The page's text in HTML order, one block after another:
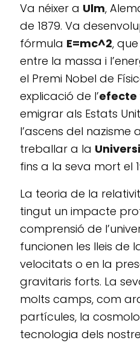
Va néixer a Ulm,
de 1879. Va
fórmula E=mc^2,
entre la massa i
el Premi Nobel de
explicació de l’
emigrar als Estats
l’ascens del nazisme
treballar a la
fins a la seva mort el
La teoria de la
tingut un impacte
comprensió de
funcionen les lleis de
velocitats o en la
gravitaris forts. La
molts camps, com
partícules, la
tecnologia dels